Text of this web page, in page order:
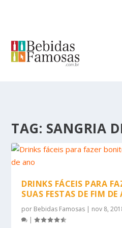
TAG: SANGRIA
DRINKS FÁCEIS PARA
SUAS FESTAS DE FIM DE
por Bebidas Famosas | nov 8,
|